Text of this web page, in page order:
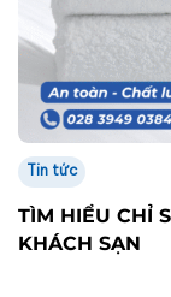
Tin tức
TÌM HIỂU CHỈ
KHÁCH SẠN